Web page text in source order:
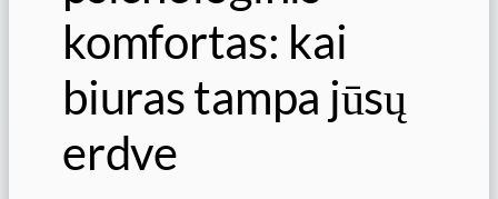
komfortas: kai
biuras tampa jūsų
erdve